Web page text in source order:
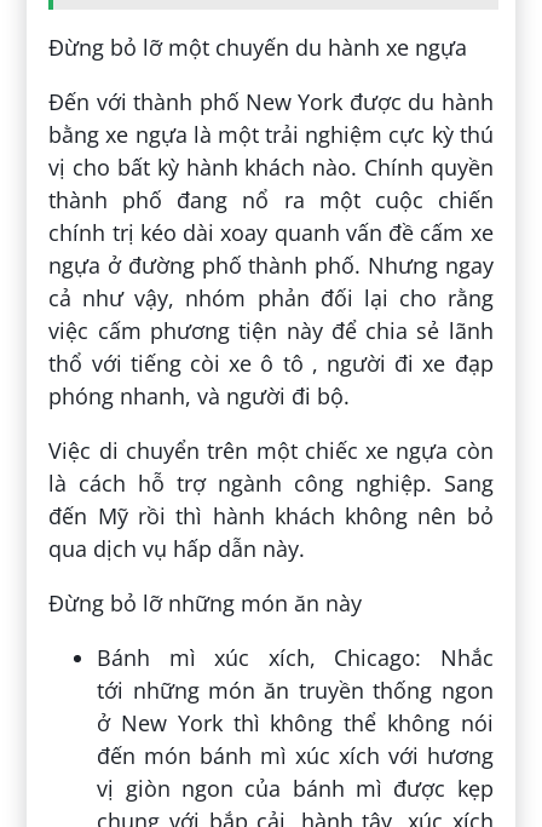
Đừng bỏ lỡ một chuyến du hành xe ngựa
Đến với thành phố New York được du hành
bằng xe ngựa là một trải nghiệm cực kỳ thú
vị cho bất kỳ hành khách nào. Chính quyền
thành phố đang nổ ra một cuộc chiến
chính trị kéo dài xoay quanh vấn đề cấm xe
ngựa ở đường phố thành phố. Nhưng ngay
cả như vậy, nhóm phản đối lại cho rằng
việc cấm phương tiện này để chia sẻ lãnh
thổ với tiếng còi xe ô tô , người đi xe đạp
phóng nhanh, và người đi bộ.
Việc di chuyển trên một chiếc xe ngựa còn
là cách hỗ trợ ngành công nghiệp. Sang
đến Mỹ rồi thì hành khách không nên bỏ
qua dịch vụ hấp dẫn này.
Đừng bỏ lỡ những món ăn này
Bánh mì xúc xích, Chicago: Nhắc
tới những món ăn truyền thống ngon
ở New York thì không thể không nói
đến món bánh mì xúc xích với hương
vị giòn ngon của bánh mì được kẹp
chung với bắp cải, hành tây, xúc xích